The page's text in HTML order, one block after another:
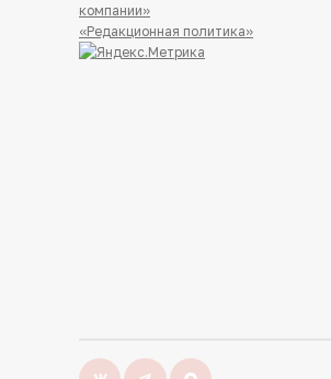
компании»
«Редакционная политика»